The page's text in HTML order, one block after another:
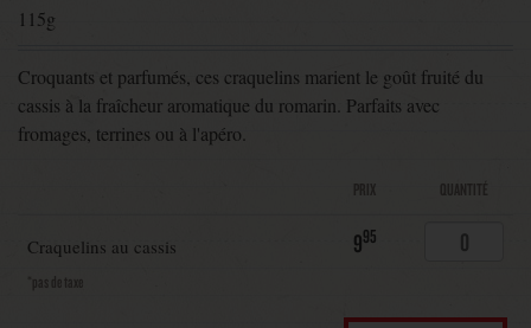
115g
Croquants et parfumés, ces craquelins marient le goût fruité du
cassis à la fraîcheur aromatique du romarin. Parfaits avec
fromages, terrines ou à l'apéro.
PRIX QUANTITÉ
Craquelins au cassis 995
*pas de taxe